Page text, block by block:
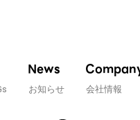
News
お知らせ 会社情報